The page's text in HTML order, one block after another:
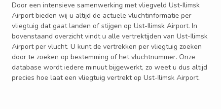
Door een intensieve samenwerking met vliegveld Ust-Ilimsk
Airport bieden wij u altijd de actuele vluchtinformatie per
vliegtuig dat gaat landen of stijgen op Ust-Ilimsk Airport. In
bovenstaand overzicht vindt u alle vertrektijden van Ust-Ilimsk
Airport per vlucht. U kunt de vertrekken per vliegtuig zoeken
door te zoeken op bestemming of het vluchtnummer. Onze
database wordt iedere minuut bijgewerkt, zo weet u dus altijd
precies hoe laat een vliegtuig vertrekt op Ust-Ilimsk Airport.